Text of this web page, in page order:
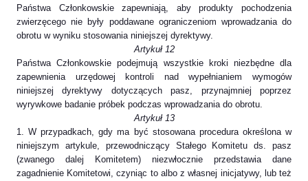
Państwa Członkowskie zapewniają, aby produkty pochodzenia
zwierzęcego nie były poddawane ograniczeniom wprowadzania do
obrotu w wyniku stosowania niniejszej dyrektywy.
Artykuł 12
Państwa Członkowskie podejmują wszystkie kroki niezbędne dla
zapewnienia urzędowej kontroli nad wypełnianiem wymogów
niniejszej dyrektywy dotyczących pasz, przynajmniej poprzez
wyrywkowe badanie próbek podczas wprowadzania do obrotu.
Artykuł 13
1. W przypadkach, gdy ma być stosowana procedura określona w
niniejszym artykule, przewodniczący Stałego Komitetu ds. pasz
(zwanego dalej Komitetem) niezwłocznie przedstawia dane
zagadnienie Komitetowi, czyniąc to albo z własnej inicjatywy, lub też